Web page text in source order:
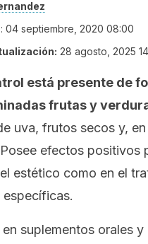
: 04 septiembre, 2020 08:00
28 agosto, 2025
está presente de
frutas y
uva, frutos secos y,
efectos positivos
estético como en el
suplementos orales y